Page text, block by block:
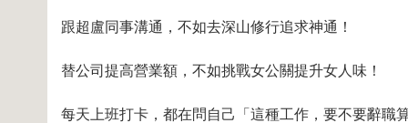
跟超盧同事溝通，不如去深山修行追求神通！
替公司提高營業額，不如挑戰女公關提升女人味！
每天上班打卡，都在問自己「這種工作，要不要辭職